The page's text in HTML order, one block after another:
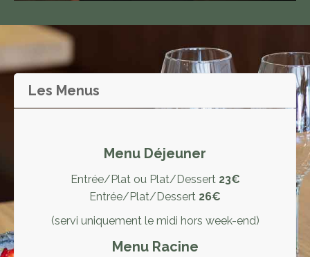
Les Menus
Menu Déjeuner
Entrée/Plat ou Plat/Dessert 23€
Entrée/Plat/Dessert 26€
(servi uniquement le midi hors week-end)
Menu Racine